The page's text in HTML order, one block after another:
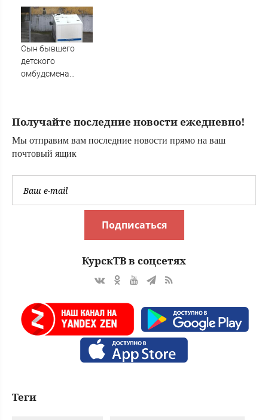
грозе в Сочи 5
октября
Сын бывшего
детского
омбудсмена
Получайте последние новости ежедневно!
Мы отправим вам последние новости прямо на ваш
почтовый ящик
Подписаться
КурскТВ в соцсетях
Теги